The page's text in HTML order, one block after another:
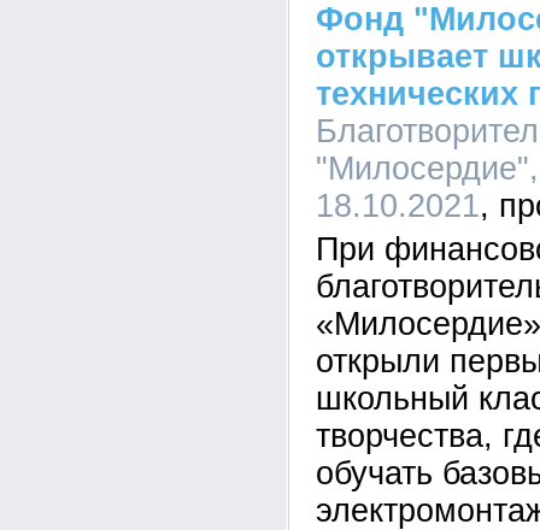
Фонд
открывает
технических
18.10.2021
При
открыли
школьный
творчества,
обучать